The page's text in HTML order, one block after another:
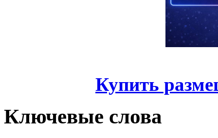
Купить
Ключевые слова